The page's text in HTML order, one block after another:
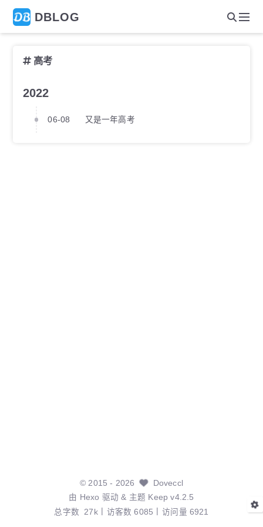
DBLOG
高考
2022
06-08 又是一年高考
© 2015 - 2026
Doveccl
由 Hexo 驱动 & 主题 Keep v4.2.5
总字数
27k 访客数 6085 访问量 6921